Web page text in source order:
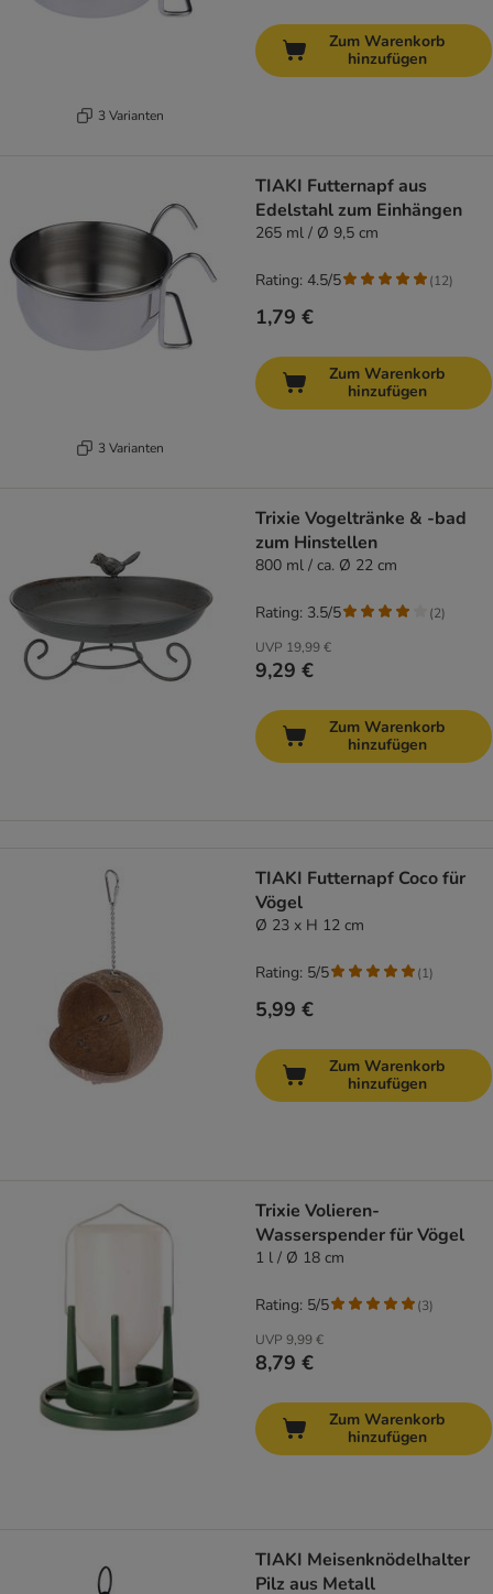
3 Varianten
Zum Warenkorb
hinzufügen
3 Varianten
TIAKI Futternapf aus
Edelstahl zum Einhängen
265 ml / Ø 9,5 cm
1,79 €
Rating: 4.5/5 (12)
Zum Warenkorb
hinzufügen
Trixie Vogeltränke & -bad
zum Hinstellen
800 ml / ca. Ø 22 cm
UVP 19,99 €
9,29 €
Rating: 3.5/5 (2)
Zum Warenkorb
hinzufügen
TIAKI Futternapf Coco für
Vögel
Ø 23 x H 12 cm
5,99 €
Rating: 5/5 (1)
Zum Warenkorb
hinzufügen
Trixie Volieren-
Wasserspender für Vögel
1 l / Ø 18 cm
UVP 9,99 €
8,79 €
Rating: 5/5 (3)
Zum Warenkorb
hinzufügen
TIAKI Meisenknödelhalter
Pilz aus Metall